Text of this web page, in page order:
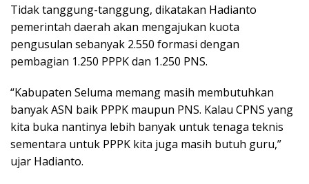
Tidak tanggung-tanggung, dikatakan Hadianto
pemerintah daerah akan mengajukan kuota
pengusulan sebanyak 2.550 formasi dengan
pembagian 1.250 PPPK dan 1.250 PNS.
“Kabupaten Seluma memang masih membutuhkan
banyak ASN baik PPPK maupun PNS. Kalau CPNS yang
kita buka nantinya lebih banyak untuk tenaga teknis
sementara untuk PPPK kita juga masih butuh guru,”
ujar Hadianto.